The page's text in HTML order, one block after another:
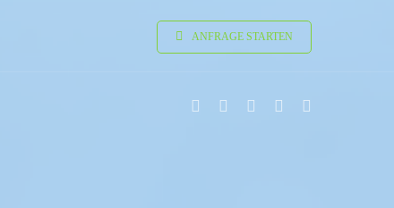
ANFRAGE STARTEN